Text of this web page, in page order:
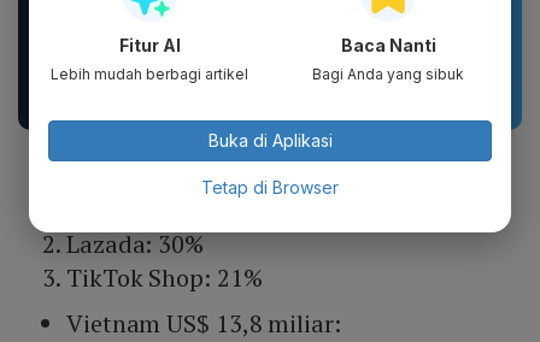
DIKIRIM 2 BOTOL
PARFUM SCARLETT
PARFUM WANITA
PARFUM PRIA WANGI
Sandal Pria Wanita
CLOSS Waterproof Anti
Slip Cepat Kering Anti...
Thailand US$ 19,3 miliar:
Lazada: 30%
TikTok Shop: 21%
Vietnam US$ 13,8 miliar:
Fitur AI
Lebih mudah berbagi artikel
Baca Nanti
Bagi Anda yang sibuk
Buka di Aplikasi
Tetap di Browser